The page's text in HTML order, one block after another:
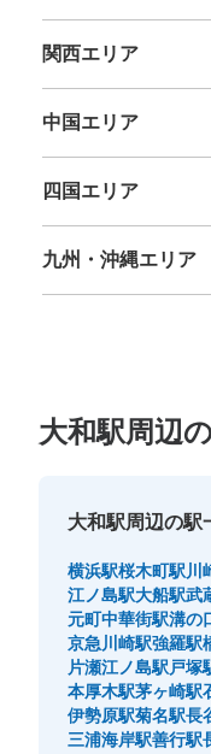
関西エリア
中国エリア
四国エリア
九州・沖縄エリア
大和駅周辺
大和駅周辺の駅
横浜駅桜木町駅川
江ノ島駅大船駅武
元町中華街駅溝の
京急川崎駅強羅駅
片瀬江ノ島駅 戸塚
本厚木駅茅ヶ崎駅
伊勢原駅菊名駅長
三浦海岸駅善行駅